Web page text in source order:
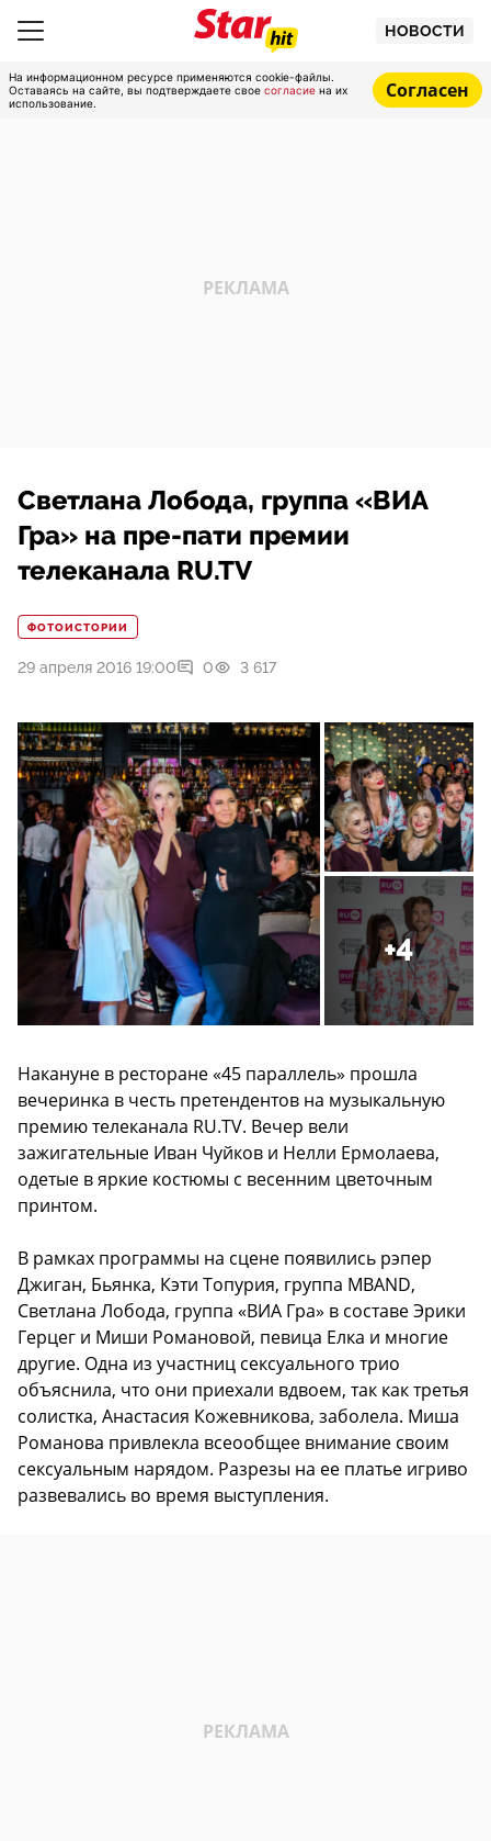
НОВОСТИ
На информационном ресурсе применяются cookie-файлы.
Оставаясь на сайте, вы подтверждаете свое согласие на их
использование.
Согласен
Светлана Лобода, группа «ВИА
Гра» на пре-пати премии
телеканала RU.TV
ФОТОИСТОРИИ
29 апреля 2016 19:00 0 3 617
+4
Накануне в ресторане «45 параллель» прошла
вечеринка в честь претендентов на музыкальную
премию телеканала RU.TV. Вечер вели
зажигательные Иван Чуйков и Нелли Ермолаева,
одетые в яркие костюмы с весенним цветочным
принтом.
В рамках программы на сцене появились рэпер
Джиган, Бьянка, Кэти Топурия, группа MBAND,
Светлана Лобода, группа «ВИА Гра» в составе Эрики
Герцег и Миши Романовой, певица Елка и многие
другие. Одна из участниц сексуального трио
объяснила, что они приехали вдвоем, так как третья
солистка, Анастасия Кожевникова, заболела. Миша
Романова привлекла всеообщее внимание своим
сексуальным нарядом. Разрезы на ее платье игриво
развевались во время выступления.